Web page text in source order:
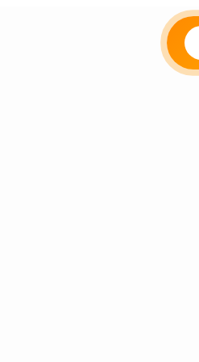
para un bimestre lleno de